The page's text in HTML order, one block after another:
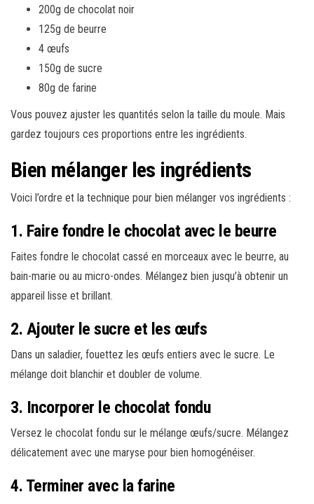
200g de chocolat noir
125g de beurre
4 œufs
150g de sucre
80g de farine
Vous pouvez ajuster les quantités selon la taille du moule. Mais
gardez toujours ces proportions entre les ingrédients.
Bien mélanger les ingrédients
Voici l’ordre et la technique pour bien mélanger vos ingrédients :
1. Faire fondre le chocolat avec le beurre
Faites fondre le chocolat cassé en morceaux avec le beurre, au
bain-marie ou au micro-ondes. Mélangez bien jusqu’à obtenir un
appareil lisse et brillant.
2. Ajouter le sucre et les œufs
Dans un saladier, fouettez les œufs entiers avec le sucre. Le
mélange doit blanchir et doubler de volume.
3. Incorporer le chocolat fondu
Versez le chocolat fondu sur le mélange œufs/sucre. Mélangez
délicatement avec une maryse pour bien homogénéiser.
4. Terminer avec la farine